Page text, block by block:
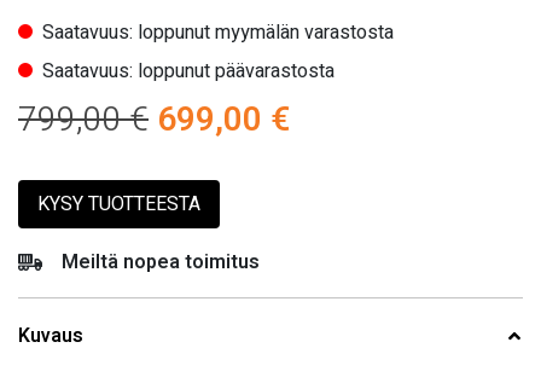
Saatavuus: loppunut myymälän varastosta
Saatavuus: loppunut päävarastosta
799,00€ Alkuperäinen
hinta
oli:
799,00 €.
699,00 €
KYSY TUOTTEESTA
Meiltä nopea toimitus
Kuvaus